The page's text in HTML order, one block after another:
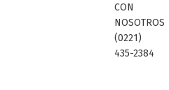
CON
NOSOTROS
(0221)
435-2384